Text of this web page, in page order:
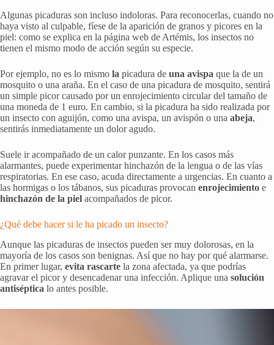
Algunas picaduras son incluso indoloras. Para reconocerlas, cuando no
haya visto al culpable, fíese de la aparición de granos y picores en la
piel: como se explica en la página web de Artémis, los insectos no
tienen el mismo modo de acción según su especie.
Por ejemplo, no es lo mismo la picadura de una avispa que la de un
mosquito o una araña. En el caso de una picadura de mosquito, sentirá
un simple picor causado por un enrojecimiento circular del tamaño de
una moneda de 1 euro. En cambio, si la picadura ha sido realizada por
un insecto con aguijón, como una avispa, un avispón o una abeja,
sentirás inmediatamente un dolor agudo.
Suele ir acompañado de un calor punzante. En los casos más
alarmantes, puede experimentar hinchazón de la lengua o de las vías
respiratorias. En ese caso, acuda directamente a urgencias. En cuanto a
las hormigas o los tábanos, sus picaduras provocan enrojecimiento e
hinchazón de la piel acompañados de picor.
¿Qué debe hacer si le ha picado un insecto?
Aunque las picaduras de insectos pueden ser muy dolorosas, en la
mayoría de los casos son benignas. Así que no hay por qué alarmarse.
En primer lugar, evita rascarte la zona afectada, ya que podrías
agravar el picor y desencadenar una infección. Aplique una solución
antiséptica lo antes posible.